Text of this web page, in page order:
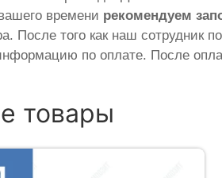
времени рекомендуем
После того как наш сотрудник
по оплате. После
товары